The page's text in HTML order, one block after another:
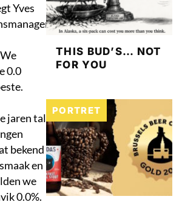
Yves
0.0
jaren tal
bekend
en
we
0.0%.
THIS BUD’S… NOT
FOR YOU
PORTRET